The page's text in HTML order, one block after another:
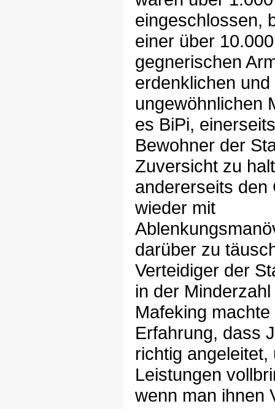
eingeschlossen,
einer über
gegnerischen
erdenklichen und
ungewöhnlichen
es BiPi,
Bewohner der
Zuversicht zu
andererseits den
wieder mit
darüber zu
Verteidiger der
in der
Mafeking
Erfahrung, dass
richtig angeleitet,
Leistungen
wenn man ihnen